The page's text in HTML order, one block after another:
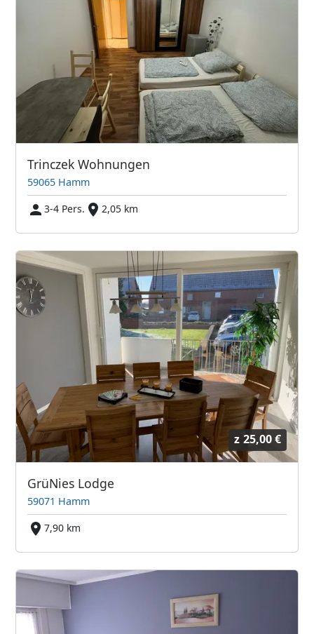
Trinczek Wohnungen
59065 Hamm
3-4 Pers.
2,05 km
z 25,00 €
GrüNies Lodge
59071 Hamm
7,90 km